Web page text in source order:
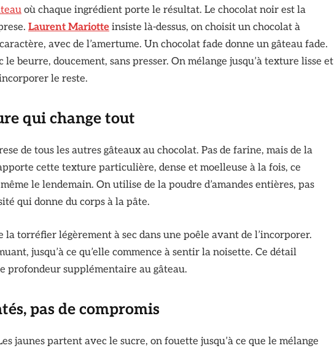
où chaque ingrédient porte le résultat. Le chocolat noir est la
Laurent Mariotteinsiste là-dessus, on choisit un chocolat à
avec de l’amertume. Un chocolat fade donne un gâteau fade.
beurre, doucement, sans presser. On mélange jusqu’à texture lisse et
le reste.
qui change tout
de tous les autres gâteaux au chocolat. Pas de farine, mais de la
cette texture particulière, dense et moelleuse à la fois, ce
le lendemain. On utilise de la poudre d’amandes entières, pas
qui donne du corps à la pâte.
la torréfier légèrement à sec dans une poêle avant de l’incorporer.
jusqu’à ce qu’elle commence à sentir la noisette. Ce détail
profondeur supplémentaire au gâteau.
pas de compromis
jaunes partent avec le sucre, on fouette jusqu’à ce que le mélange